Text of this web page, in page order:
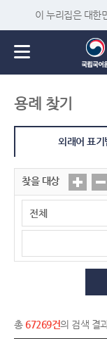
이 누리집은 대한
용례 찾기
외래어 표기
찾을 대상
총 67269건의 검색 결